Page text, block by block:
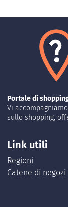
Portale di
Vi
sullo shopping,
Link utili
Regioni
Catene di negozi